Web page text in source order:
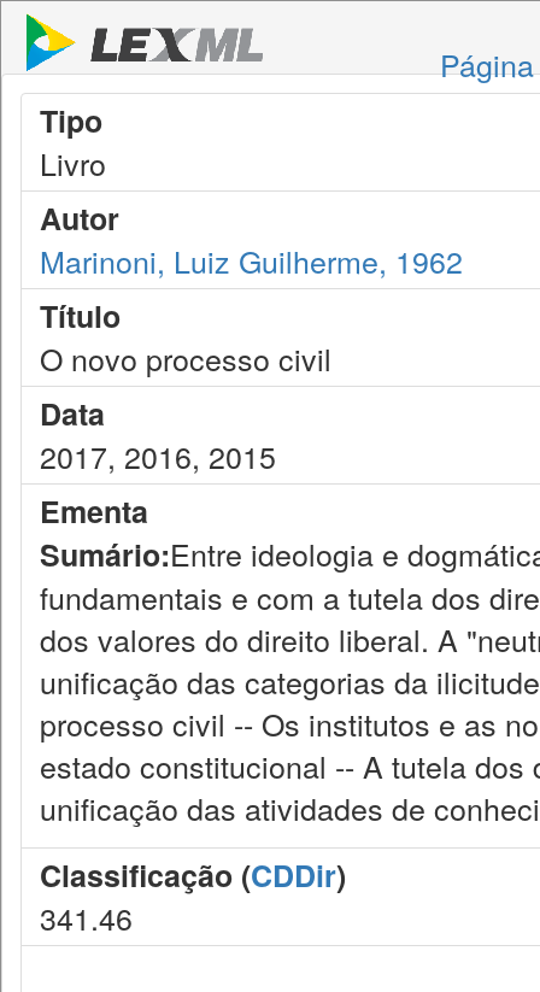
Tipo
Livro
Autor
Marinoni, Luiz Guilherme, 1962
Título
O novo processo civil
Data
2017, 2016, 2015
Ementa
Sumário:Entre ideologia e
fundamentais e com a tutela dos
dos valores do direito liberal. A
unificação das categorias da
processo civil -- Os institutos e as
estado constitucional -- A tutela
unificação das atividades de
Classificação (CDDir)
341.46